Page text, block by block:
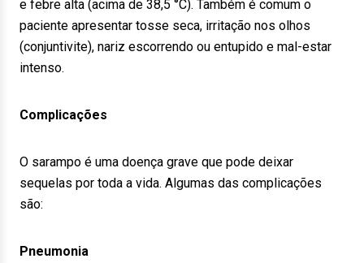
e febre alta (acima de 38,5 °C). Também é comum o
paciente apresentar tosse seca, irritação nos olhos
(conjuntivite), nariz escorrendo ou entupido e mal-estar
intenso.
Complicações
O sarampo é uma doença grave que pode deixar
sequelas por toda a vida. Algumas das complicações
são:
Pneumonia